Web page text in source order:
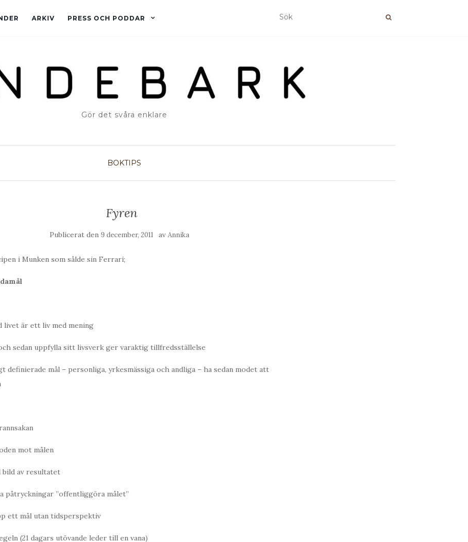
ARKIV PRESS OCH PODDAR
Gör det svåra enklare
BOKTIPS
Fyren
Publicerat den 9 december, 2011 av Annika
i Munken som sålde sin Ferrari;
livet är ett liv med mening
sedan uppfylla sitt livsverk ger varaktig tillfredsställelse
definierade mål – personliga, yrkesmässiga och andliga – ha sedan modet att
mot målen
bild av resultatet
påtryckningar ”offentliggöra målet”
ett mål utan tidsperspektiv
(21 dagars utövande leder till en vana)